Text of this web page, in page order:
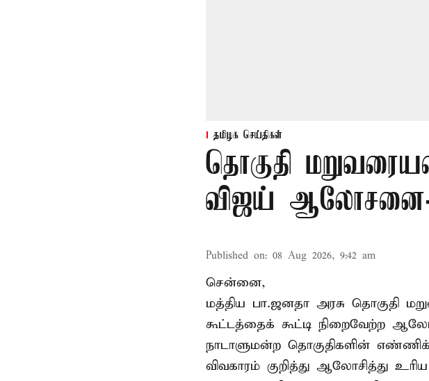
தமிழக செய்திகள்
தொகுதி
விஜய் ஆலோசனை-
Published on: 08 Aug 2026, 9:42 am
சென்னை,
மத்திய பா.ஜனதா அரசு தொகுதி
கூட்டத்தைக் கூட்டி நிறைவேற்ற
நாடாளுமன்ற தொகுதிகளின்
விவகாரம் குறித்து ஆலோசித்து